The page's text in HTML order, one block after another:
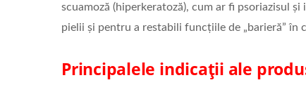
scuamoză (hiperkeratoză), cum ar fi psoriazisul
pielii și pentru a restabili funcțiile de „barieră” în
Principalele indicații ale